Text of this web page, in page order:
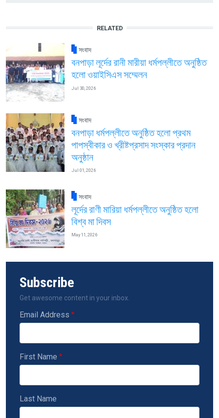
RELATED
সংবাদ
বনপাড়া লূর্দের রানী মারীয়া ধর্মপল্লীতে অনুষ্ঠিত
হলো ওয়াইসিএস সম্মেলন
Jul 30, 2026
সংবাদ
বনপাড়া ধর্মপল্লীতে অনুষ্ঠিত হলো প্রথম
পাপস্বীকার ও খ্রীষ্টপ্রসাদ সংস্কার প্রদান
অনুষ্ঠান
Jul 01, 2026
সংবাদ
লূর্দের রাণী মারিয়া ধর্মপল্লীতে অনুষ্ঠিত হলো
বিশ্ব মা দিবস
May 11, 2026
Subscribe
Get awesome content in your inbox.
Email Address
First Name
Last Name